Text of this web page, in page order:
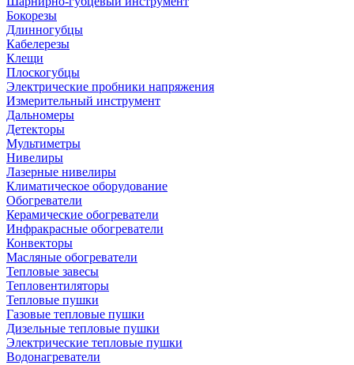
Бокорезы
Длинногубцы
Кабелерезы
Клещи
Плоскогубцы
Электрические пробники напряжения
Измерительный инструмент
Дальномеры
Детекторы
Мультиметры
Нивелиры
Лазерные нивелиры
Климатическое оборудование
Обогреватели
Керамические обогреватели
Инфракрасные обогреватели
Конвекторы
Масляные обогреватели
Тепловые завесы
Тепловентиляторы
Тепловые пушки
Газовые тепловые пушки
Дизельные тепловые пушки
Электрические тепловые пушки
Водонагреватели